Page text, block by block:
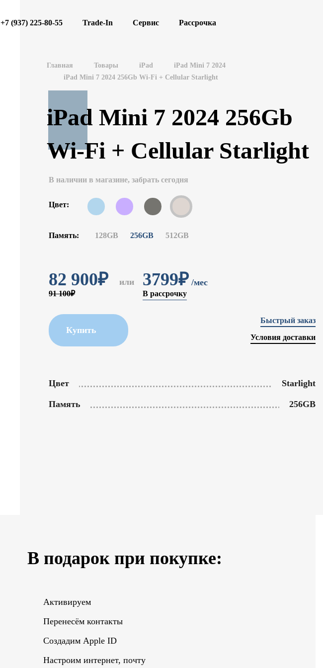
+7 (937) 225-80-55 Trade-In Сервис Рассрочка
Главная Товары iPad
iPad Mini 7 2024
iPad Mini 7 2024 256Gb Wi-Fi + Cellular Starlight
iPad Mini 7 2024 256Gb
Wi-Fi + Cellular Starlight
В наличии в магазине, забрать сегодня
Цвет:
Память: 128GB 256GB 512GB
82 900₽ или 3799₽ /мес
В рассрочку
91 100₽
Купить
Быстрый заказ
Условия доставки
Цвет Starlight
Память 256GB
В подарок при покупке:
Активируем
Перенесём контакты
Создадим Apple ID
Настроим интернет, почту